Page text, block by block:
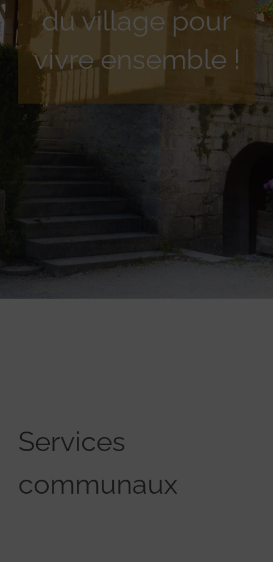
du village pour
vivre ensemble !
Services
communaux